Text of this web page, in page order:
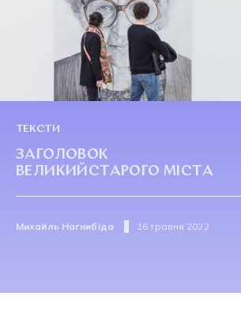
ТЕКСТИ
ЗАГОЛОВОК
ВЕЛИКИЙСТАРОГО МІСТА
Михайль Нагнибіда 16 травня 2022